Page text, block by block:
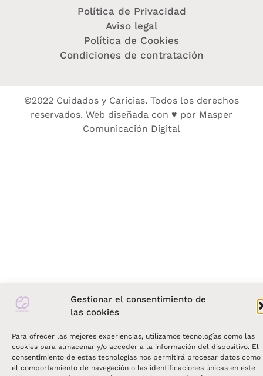
Gestionar el consentimiento de
las cookies
Para ofrecer las mejores experiencias, utilizamos tecnologías como las
cookies para almacenar y/o acceder a la información del dispositivo. El
consentimiento de estas tecnologías nos permitirá procesar datos como
el comportamiento de navegación o las identificaciones únicas en este
Política de Privacidad
Aviso legal
Política de Cookies
Condiciones de contratación
©2022 Cuidados y Caricias. Todos los derechos
reservados. Web diseñada con ♥ por Masper
Comunicación Digital